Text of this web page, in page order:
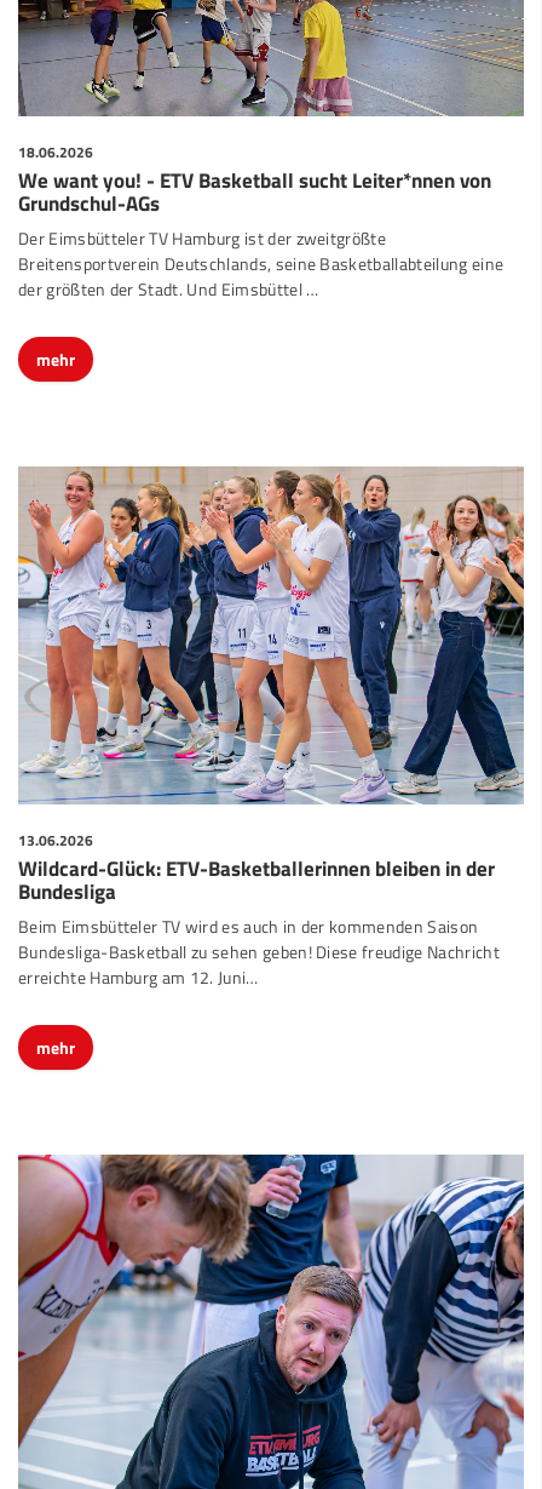
18.06.2026
We want you! - ETV Basketball sucht Leiter*nnen von
Grundschul-AGs
Der Eimsbütteler TV Hamburg ist der zweitgrößte
Breitensportverein Deutschlands, seine Basketballabteilung eine
der größten der Stadt. Und Eimsbüttel …
mehr
13.06.2026
Wildcard-Glück: ETV-Basketballerinnen bleiben in der
Bundesliga
Beim Eimsbütteler TV wird es auch in der kommenden Saison
Bundesliga-Basketball zu sehen geben! Diese freudige Nachricht
erreichte Hamburg am 12. Juni…
mehr